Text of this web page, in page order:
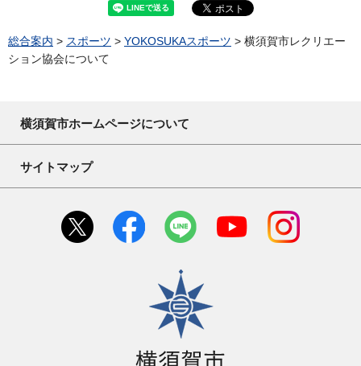
総合案内 > スポーツ > YOKOSUKAスポーツ > 横須賀市レクリエー
ション協会について
横須賀市ホームページについて
サイトマップ
横須賀市